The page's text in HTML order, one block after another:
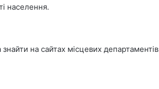
населення.
на сайтах місцевих департаментів